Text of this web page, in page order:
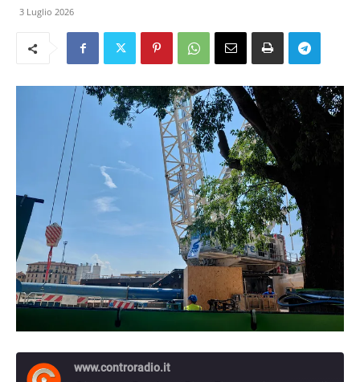
3 Luglio 2026
www.controradio.it